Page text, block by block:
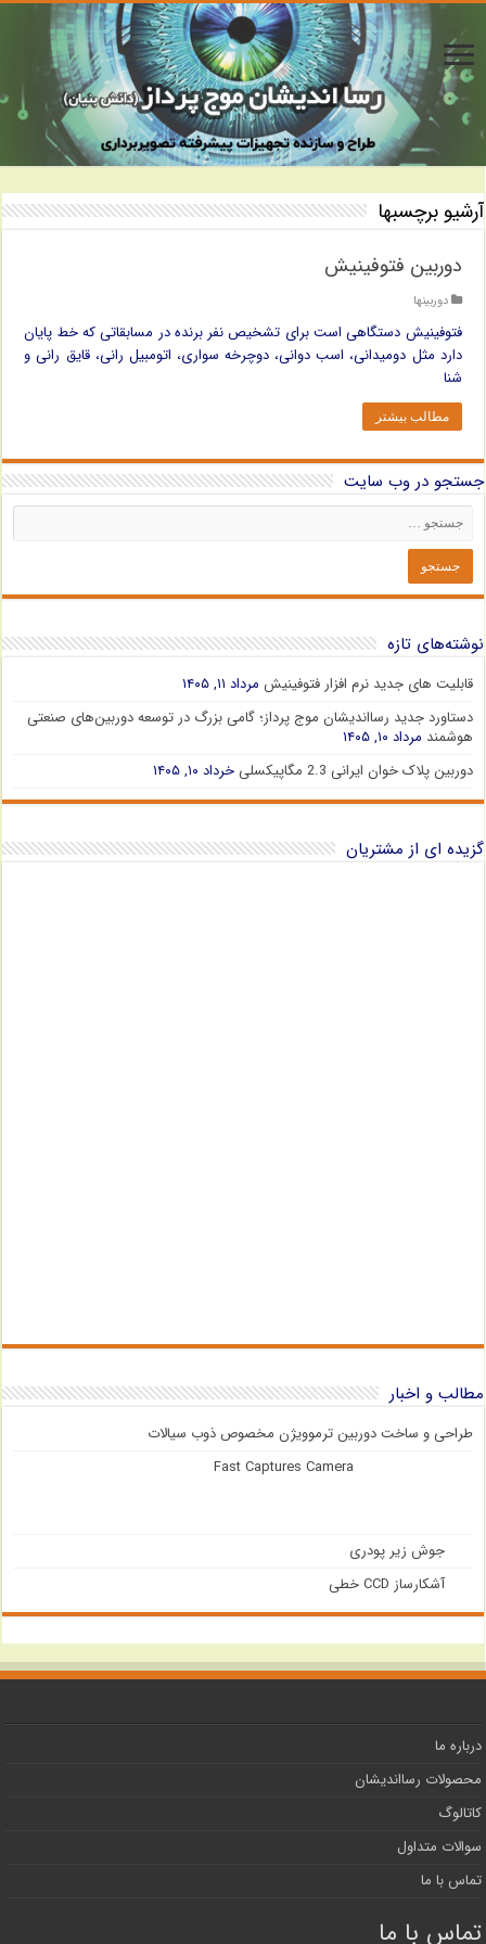
آرشیو برچسبها
دوربین فتوفینیش
دوربینها
فتوفینیش دستگاهی است برای تشخیص نفر برنده در مسابقاتی که خط پایان
دارد مثل دومیدانی، اسب دوانی، دوچرخه سواری، اتومبیل رانی، قایق رانی و
شنا
مطالب بیشتر
جستجو در وب سایت
نوشته‌های تازه
قابلیت های جدید نرم افزار فتوفینیش مرداد ۱۱, ۱۴۰۵
دستاورد جدید رسااندیشان موج پرداز؛ گامی بزرگ در توسعه دوربین‌های صنعتی
هوشمند مرداد ۱۰, ۱۴۰۵
دوربین پلاک خوان ایرانی 2.3 مگاپیکسلی
خرداد ۱۰, ۱۴۰۵
گزیده ای از مشتریان
مطالب و اخبار
طراحی و ساخت دوربین ترموویژن مخصوص ذوب سیالات
Fast Captures Camera
جوش زیر پودری
آشکارساز CCD خطی
درباره ما
محصولات رسااندیشان
کاتالوگ
سوالات متداول
تماس با ما
تماس با ما